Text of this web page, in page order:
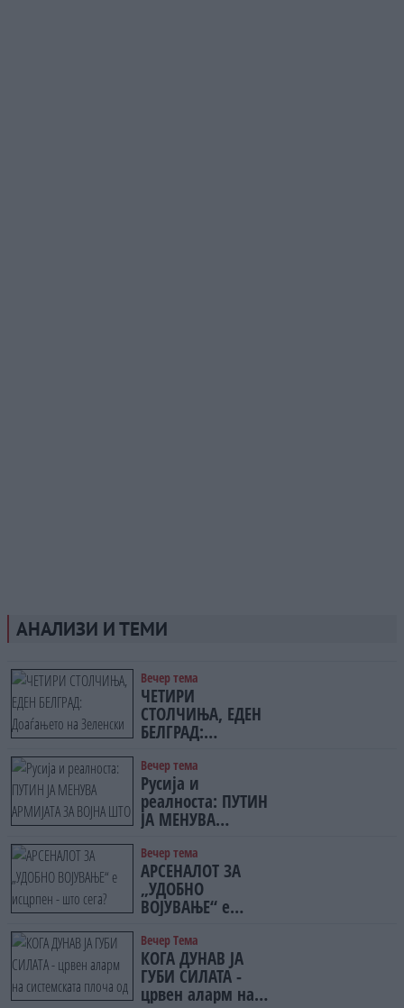
АНАЛИЗИ И ТЕМИ
Вечер тема
ЧЕТИРИ
СТОЛЧИЊА, ЕДЕН
БЕЛГРАД:
Зеленски ги
открива тајните
на политиката на
балансирање на
Вечер тема
Русија и
реалноста: ПУТИН
ЈА МЕНУВА
ВОЈНА ШТО
ОСТАНУВА БЕЗ
ФРОНТ
Вечер тема
АРСЕНАЛОТ ЗА
„УДОБНО
ВОЈУВАЊЕ“ е
сега?
Вечер Tема
КОГА ДУНАВ ЈА
ГУБИ СИЛАТА -
црвен аларм на